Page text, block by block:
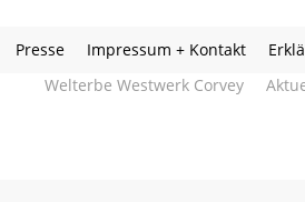
Presse Impressum + Kontakt
Welterbe Westwerk Corvey